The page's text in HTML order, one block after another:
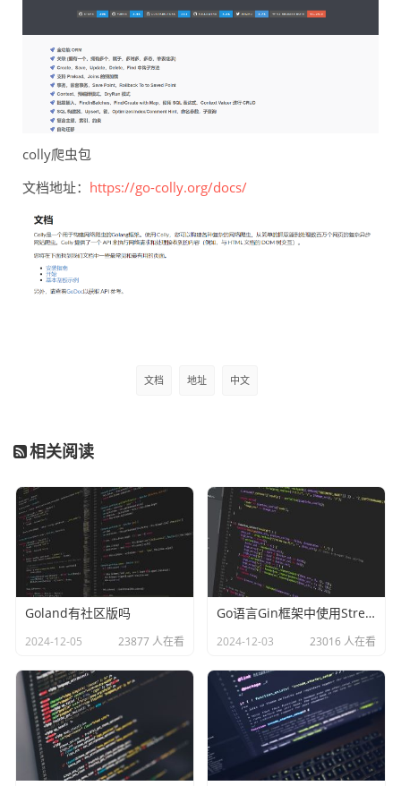
colly爬虫包
文档地址： https://go-colly.org/docs/
文档 地址 中文
相关阅读
Goland有社区版吗
2024-12-05 23877 人在看
Go语言Gin框架中使用Stream和SSE实现类似ChatGPT的效果
2024-12-03 23016 人在看